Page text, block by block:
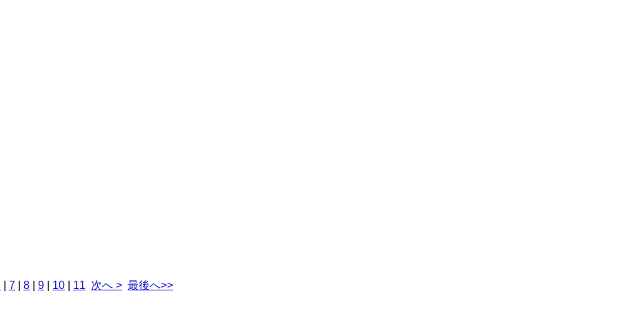
7 8 9 10 11 次へ > 最後へ>>